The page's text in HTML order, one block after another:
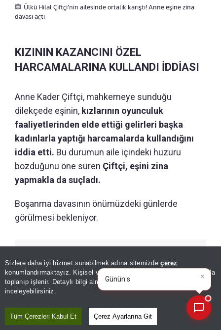
Sizlere daha iyi hizmet sunabilmek adına sitemizdeçerez
konumlandırmaktayız. Kişisel verileriniz, KVKK ve GDPR kapsamında
toplanıp işlenir. Detaylı bilgi almak içinAydınlatma Metnimizi
inceleyebilirsiniz.
Tüm Çerezleri Kabul Et Çerez Ayarlarına Git
Ülkü Hilal Çiftçi’nin ailesinde ortalık karıştı! Anne eşine zina
davası açtı
KIZININ KAZANCINI ÖZEL
HARCAMALARINA KULLANDI İDDİASI
Anne Kader Çiftçi, mahkemeye sunduğu
dilekçede eşinin, kızlarının oyunculuk
faaliyetlerinden elde ettiği gelirleri başka
kadınlarla yaptığı harcamalarda kullandığını
iddia etti. Bu durumun aile içindeki huzuru
bozduğunu öne süren Çiftçi, eşini zina
yapmakla da suçladı.
Boşanma davasının önümüzdeki günlerde
görülmesi bekleniyor.
Günün spor, gündem ve
ekonomi gelişmelerini analiz
edin!